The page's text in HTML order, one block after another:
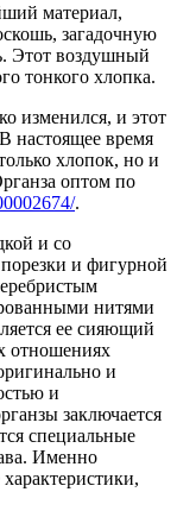
материал,
загадочную
Этот воздушный
тонкого хлопка.
изменился, и этот
настоящее время
хлопок, но и
оптом по
.
и со
и фигурной
нитями
ее сияющий
отношениях
и
и
заключается
специальные
Именно